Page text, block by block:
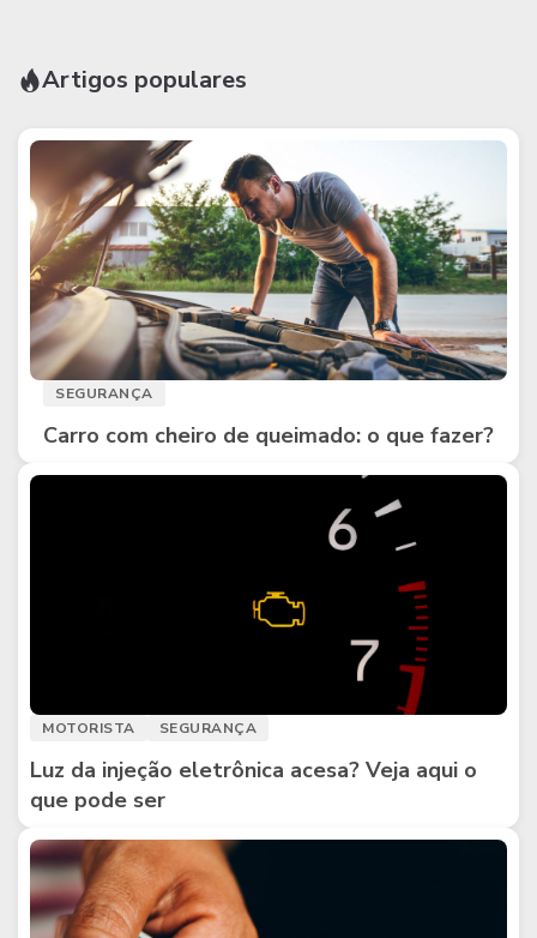
Artigos populares
SEGURANÇA
Carro com cheiro de queimado: o que fazer?
MOTORISTA SEGURANÇA
Luz da injeção eletrônica acesa? Veja aqui o
que pode ser